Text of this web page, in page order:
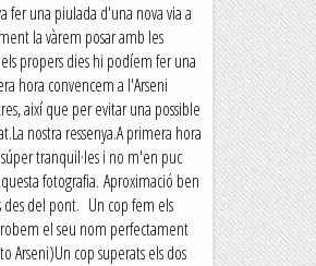
fer una piulada d'una nova via a
la vàrem posar amb les
propers dies hi podíem fer una
hora convencem a l'Arseni
així que per evitar una possible
nostra ressenya.A primera hora
tranquil·les i no m'en puc
fotografia. Aproximació ben
des del pont. Un cop fem els
el seu nom perfectament
Arseni)Un cop superats els dos